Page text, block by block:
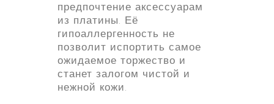
предпочтение аксессуарам
из платины. Её
гипоаллергенность не
позволит испортить самое
ожидаемое торжество и
станет залогом чистой и
нежной кожи.